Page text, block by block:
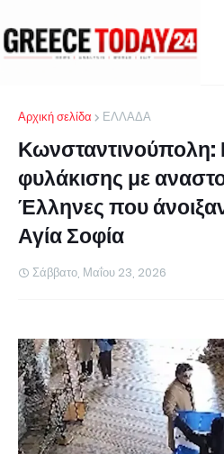
Αρχική σελίδα ΕΛΛΑΔΑ
Κωνσταντινούπολη:
φυλάκισης με
Έλληνες που
Αγία Σοφία
Σάββατο, Μαΐου 23, 2026